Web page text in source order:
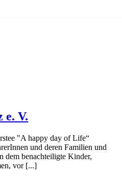
e. V.
"A happy day of Life“
und deren Familien und
dem benachteiligte Kinder,
vor [...]